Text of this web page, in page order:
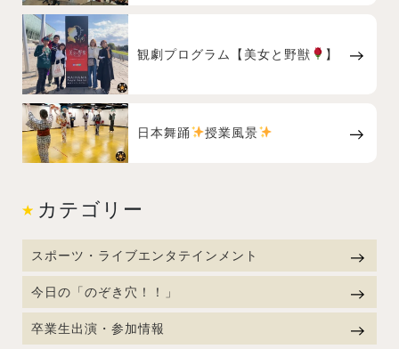
観劇プログラム【美女と野獣 】
日本舞踊 授業風景
カテゴリー
スポーツ・ライブエンタテインメント
今日の「のぞき穴！！」
卒業生出演・参加情報